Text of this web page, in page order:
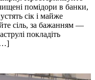
помідори в банки,
сік і майже
сіль, за бажанням —
покладіть